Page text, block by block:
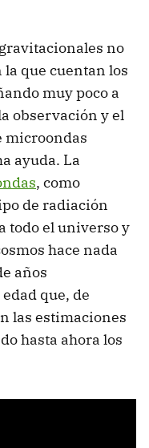
no
que cuentan los
muy poco a
observación y el
microondas
ayuda. La
, como
de radiación
todo el universo y
hace nada
años
que, de
las estimaciones
hasta ahora los